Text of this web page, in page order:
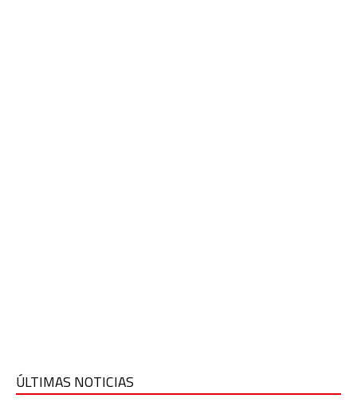
ÚLTIMAS NOTICIAS